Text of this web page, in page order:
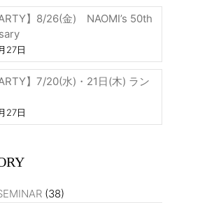
】8/26(金) NAOMI’s 50th
27日
】7/20(水)・21日(木) ラン
27日
(38)